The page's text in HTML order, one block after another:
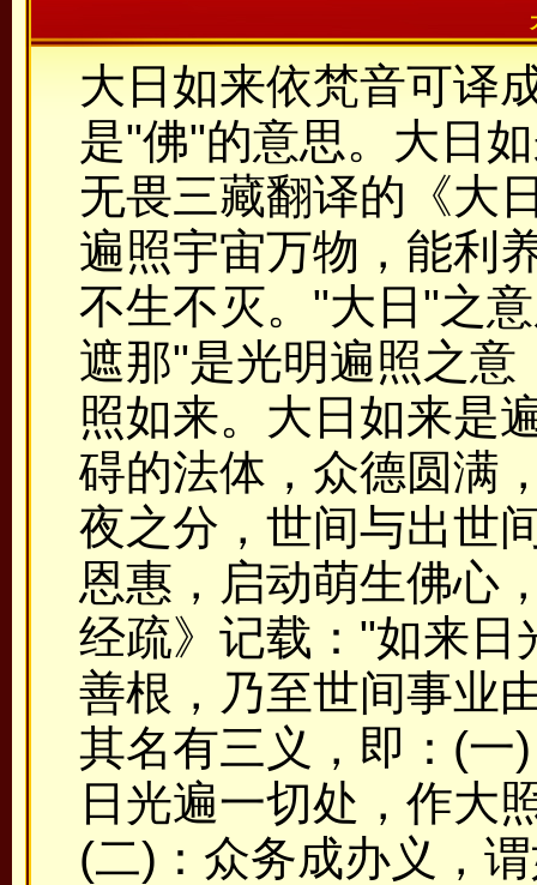
大日如来依梵音可译
是"佛"的意思。大日
无畏三藏翻译的《大
遍照宇宙万物，能利
不生不灭。"大日"之
遮那"是光明遍照之意
照如来。大日如来是
碍的法体，众德圆满
夜之分，世间与出世
恩惠，启动萌生佛心
经疏》记载："如来日
善根，乃至世间事业
其名有三义，即：(一
日光遍一切处，作大
(二)：众务成办义，